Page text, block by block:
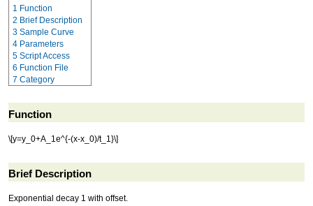
1 Function
2 Brief Description
3 Sample Curve
4 Parameters
5 Script Access
6 Function File
7 Category
Function
\[y=y_0+A_1e^{-(x-x_0)/t_1}\]
Brief Description
Exponential decay 1 with offset.